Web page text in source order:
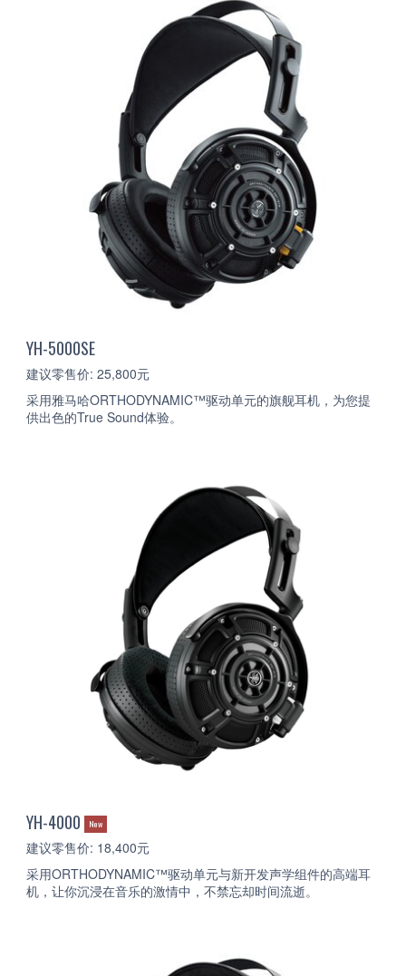
YH-5000SE
建议零售价: 25,800元
采用雅马哈ORTHODYNAMIC™驱动单元的旗舰耳机，为您提
供出色的True Sound体验。
YH-4000 New
建议零售价: 18,400元
采用ORTHODYNAMIC™驱动单元与新开发声学组件的高端耳
机，让你沉浸在音乐的激情中，不禁忘却时间流逝。